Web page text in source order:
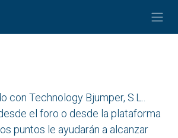
con Technology Bjumper, S.L..
el foro o desde la plataforma
puntos le ayudarán a alcanzar